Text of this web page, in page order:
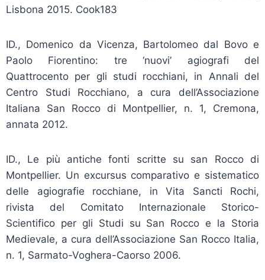
Lisbona 2015. Cook183
ID., Domenico da Vicenza, Bartolomeo dal Bovo e
Paolo Fiorentino: tre ‘nuovi’ agiografi del
Quattrocento per gli studi rocchiani, in Annali del
Centro Studi Rocchiano, a cura dell’Associazione
Italiana San Rocco di Montpellier, n. 1, Cremona,
annata 2012.
ID., Le più antiche fonti scritte su san Rocco di
Montpellier. Un excursus comparativo e sistematico
delle agiografie rocchiane, in Vita Sancti Rochi,
rivista del Comitato Internazionale Storico-
Scientifico per gli Studi su San Rocco e la Storia
Medievale, a cura dell’Associazione San Rocco Italia,
n. 1, Sarmato-Voghera-Caorso 2006.